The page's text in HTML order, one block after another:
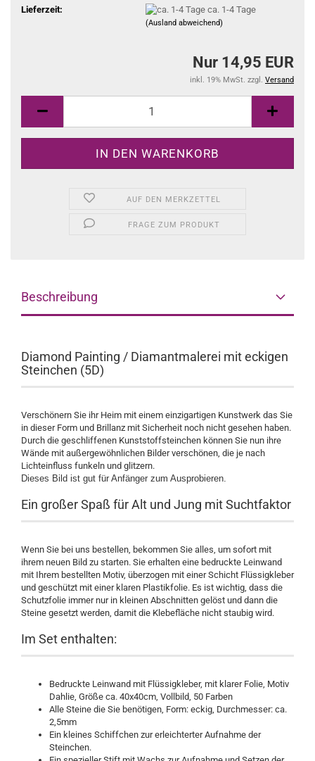
Lieferzeit:
ca. 1-4 Tage
(Ausland abweichend)
Nur 14,95 EUR
inkl. 19% MwSt. zzgl. Versand
AUF DEN MERKZETTEL
FRAGE ZUM PRODUKT
Beschreibung
Diamond Painting / Diamantmalerei mit eckigen
Steinchen (5D)
Verschönern Sie ihr Heim mit einem einzigartigen Kunstwerk das Sie
in dieser Form und Brillanz mit Sicherheit noch nicht gesehen haben.
Durch die geschliffenen Kunststoffsteinchen können Sie nun ihre
Wände mit außergewöhnlichen Bilder verschönen, die je nach
Lichteinfluss funkeln und glitzern.
Dieses Bild ist gut für Anfänger zum Ausprobieren.
Ein großer Spaß für Alt und Jung mit Suchtfaktor
Wenn Sie bei uns bestellen, bekommen Sie alles, um sofort mit
ihrem neuen Bild zu starten. Sie erhalten eine bedruckte Leinwand
mit Ihrem bestellten Motiv, überzogen mit einer Schicht Flüssigkleber
und geschützt mit einer klaren Plastikfolie. Es ist wichtig, dass die
Schutzfolie immer nur in kleinen Abschnitten gelöst und dann die
Steine gesetzt werden, damit die Klebefläche nicht staubig wird.
Im Set enthalten:
Bedruckte Leinwand mit Flüssigkleber, mit klarer Folie, Motiv
Dahlie, Größe ca. 40x40cm, Vollbild, 50 Farben
Alle Steine die Sie benötigen, Form: eckig, Durchmesser: ca.
2,5mm
Ein kleines Schiffchen zur erleichterter Aufnahme der
Steinchen.